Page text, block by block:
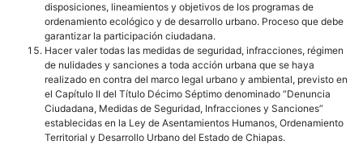
disposiciones, lineamientos y objetivos de los programas de
ordenamiento ecológico y de desarrollo urbano. Proceso que debe
garantizar la participación ciudadana.
Hacer valer todas las medidas de seguridad, infracciones, régimen
de nulidades y sanciones a toda acción urbana que se haya
realizado en contra del marco legal urbano y ambiental, previsto en
el Capítulo II del Título Décimo Séptimo denominado “Denuncia
Ciudadana, Medidas de Seguridad, Infracciones y Sanciones”
establecidas en la Ley de Asentamientos Humanos, Ordenamiento
Territorial y Desarrollo Urbano del Estado de Chiapas.